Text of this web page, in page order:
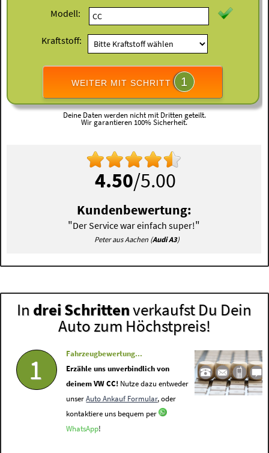
Modell:
Kraftstoff:
WEITER MIT SCHRITT 1
Deine Daten werden nicht mit Dritten geteilt.
Wir garantieren 100% Sicherheit.
4.50/5.00
Kundenbewertung:
"Der Service war einfach super!"
Peter aus Aachen (Audi A3)
In drei Schrittenverkaufst Du Dein
Auto zum Höchstpreis!
1
Fahrzeugbewertung...
Erzähle uns unverbindlich von
deinem VW CC! Nutze dazu entweder
unserAuto Ankauf Formular, oder
kontaktiere uns bequem per
WhatsApp!